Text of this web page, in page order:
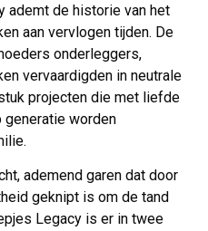
ademt de historie van het
aan vervlogen tijden. De
onderleggers,
vervaardigden in neutrale
projecten die met liefde
generatie worden
ademend garen dat door
geknipt is om de tand
Legacy is er in twee